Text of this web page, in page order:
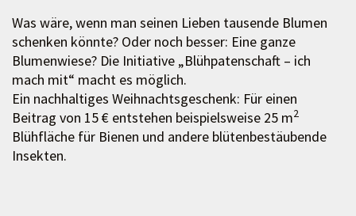
Was wäre, wenn man seinen Lieben tausende Blumen
schenken könnte? Oder noch besser: Eine ganze
Blumenwiese? Die Initiative „Blühpatenschaft – ich
mach mit“ macht es möglich.
Ein nachhaltiges Weihnachtsgeschenk: Für einen
Beitrag von 15 € entstehen beispielsweise 25 m2
Blühfläche für Bienen und andere blütenbestäubende
Insekten.